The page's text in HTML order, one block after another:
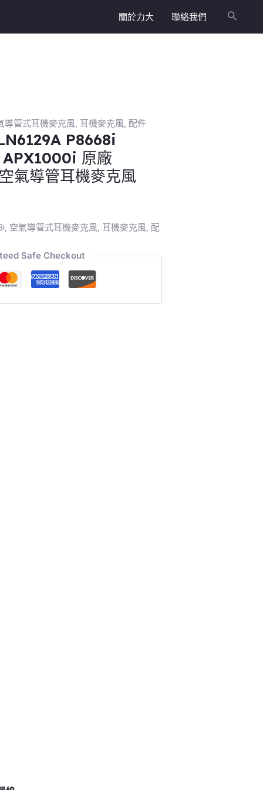
關於力大 聯絡我們
搜
尋
導管式耳機麥克風, 耳機麥克風, 配件
P8668i
原廠
氣導管耳機麥克風
, 空氣導管式耳機麥克風, 耳機麥克風, 配
Safe Checkout